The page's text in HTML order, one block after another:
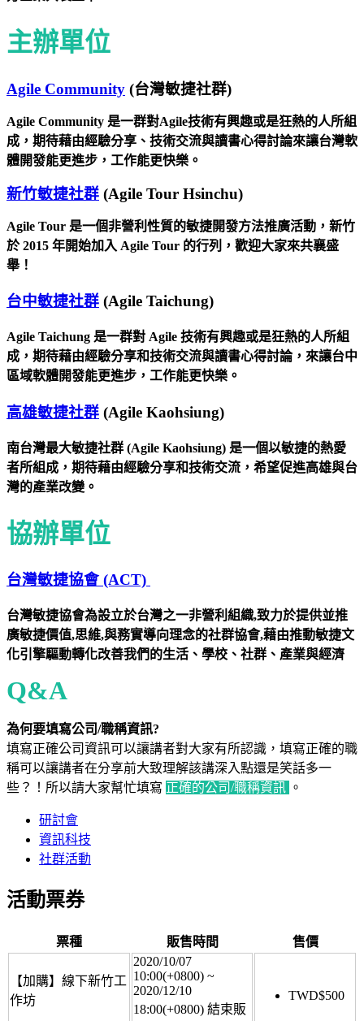
主辦單位
Agile Community (台灣敏捷社群)
Agile Community 是一群對Agile技術有興趣或是狂熱的人所組
成，期待藉由經驗分享、技術交流與讀書心得討論來讓台灣軟
體開發能更進步，工作能更快樂。
新竹敏捷社群 (Agile Tour Hsinchu)
Agile Tour 是一個非營利性質的敏捷開發方法推廣活動，新竹
於 2015 年開始加入 Agile Tour 的行列，歡迎大家來共襄盛
舉！
台中敏捷社群 (Agile Taichung)
Agile Taichung 是一群對 Agile 技術有興趣或是狂熱的人所組
成，期待藉由經驗分享和技術交流與讀書心得討論，來讓台中
區域軟體開發能更進步，工作能更快樂。
高雄敏捷社群 (Agile Kaohsiung)
南台灣最大敏捷社群 (Agile Kaohsiung) 是一個以敏捷的熱愛
者所組成，期待藉由經驗分享和技術交流，希望促進高雄與台
灣的產業改變。
協辦單位
台灣敏捷協會 (ACT)
台灣敏捷協會為設立於台灣之一非營利組織,致力於提供並推
廣敏捷價值,思維,與務實導向理念的社群協會,藉由推動敏捷文
化引擎驅動轉化改善我們的生活、學校、社群、產業與經濟
Q&A
為何要填寫公司/職稱資訊?
填寫正確公司資訊可以讓講者對大家有所認識，填寫正確的職
稱可以讓講者在分享前大致理解該講深入點還是笑話多一
些？！所以請大家幫忙填寫 正確的公司/職稱資訊 。
研討會
資訊科技
社群活動
活動票券
票種 販售時間 售價
【加購】線下新竹工
作坊
2020/10/07
10:00(+0800) ~
2020/12/10
18:00(+0800) 結束販
TWD$500